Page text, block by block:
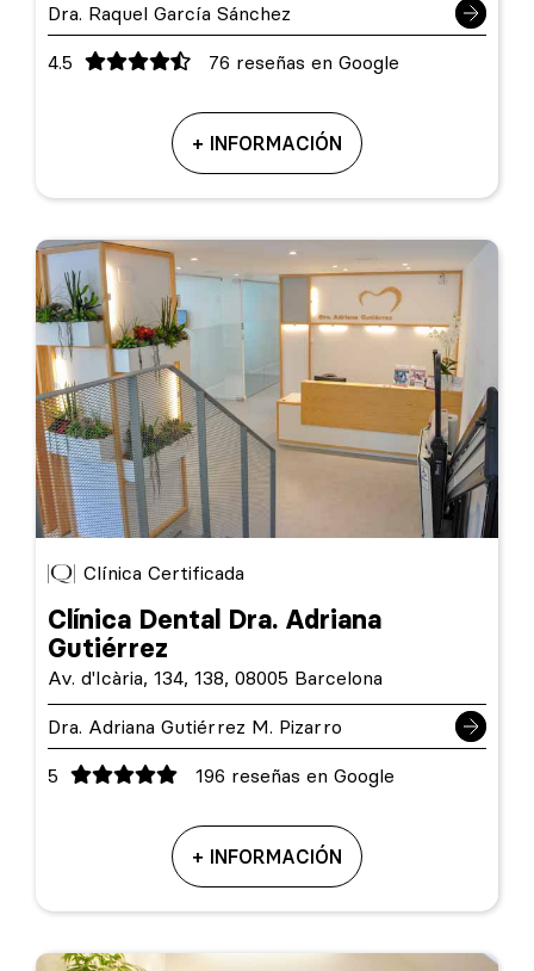
Dra. Raquel García Sánchez
4.5 76 reseñas en Google
+ INFORMACIÓN
Clínica Certificada
Clínica Dental Dra. Adriana
Gutiérrez
Av. d'Icària, 134, 138, 08005 Barcelona
Dra. Adriana Gutiérrez M. Pizarro
5 196 reseñas en Google
+ INFORMACIÓN